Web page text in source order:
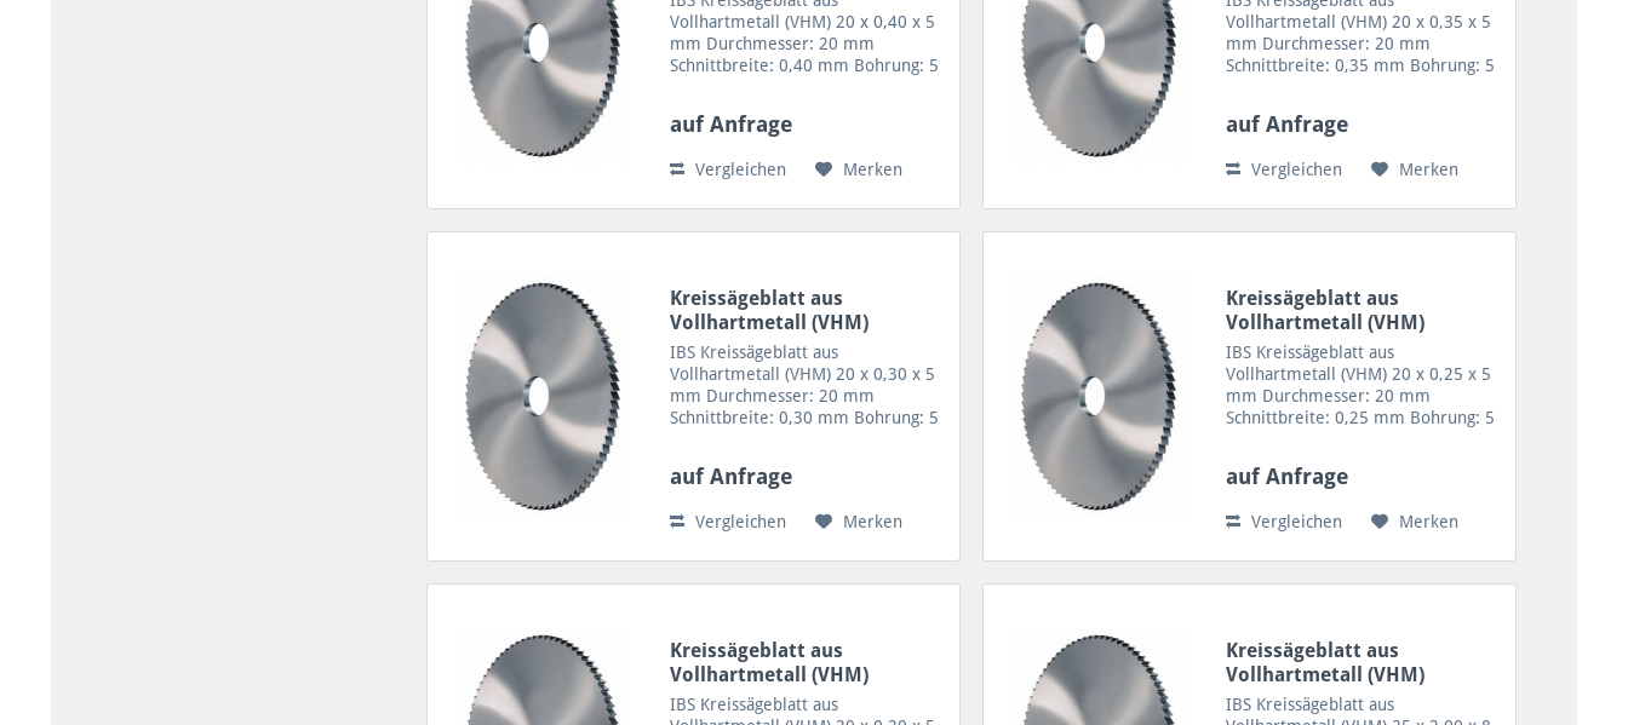
Vollhartmetall (VHM) 20 x 0,40 x 5
mm Durchmesser: 20 mm
Schnittbreite: 0,40 mm Bohrung: 5
Schnitttiefen sowie Trennen von
auf Anfrage
Vergleichen Merken
Vollhartmetall (VHM) 20 x 0,35 x 5
mm Durchmesser: 20 mm
Schnittbreite: 0,35 mm Bohrung: 5
Schnitttiefen sowie Trennen von
auf Anfrage
Vergleichen Merken
Kreissägeblatt aus
Vollhartmetall (VHM)
20x0,30x5
IBS Kreissägeblatt aus
Vollhartmetall (VHM) 20 x 0,30 x 5
mm Durchmesser: 20 mm
Schnittbreite: 0,30 mm Bohrung: 5
Schnitttiefen sowie Trennen von
auf Anfrage
Vergleichen Merken
Kreissägeblatt aus
Vollhartmetall (VHM)
20x0,25x5
IBS Kreissägeblatt aus
Vollhartmetall (VHM) 20 x 0,25 x 5
mm Durchmesser: 20 mm
Schnittbreite: 0,25 mm Bohrung: 5
Schnitttiefen sowie Trennen von
auf Anfrage
Vergleichen Merken
Kreissägeblatt aus
Vollhartmetall (VHM)
20x0,20x5
IBS Kreissägeblatt aus
Kreissägeblatt aus
Vollhartmetall (VHM)
25x2,00x8
IBS Kreissägeblatt aus